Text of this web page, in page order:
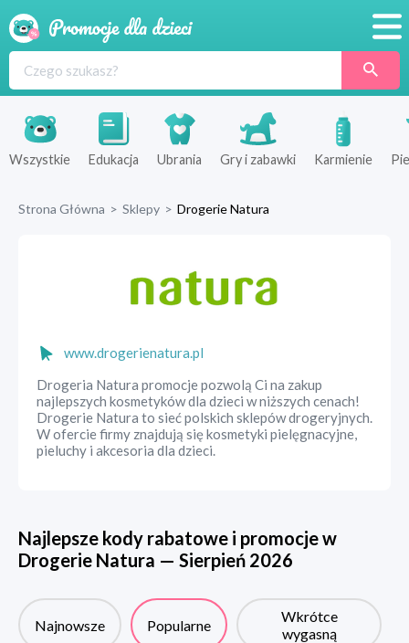
Produkty
Sklepy
Wszystkie Edukacja Ubrania Gry i zabawki Karmienie
Strona Główna > Sklepy > Drogerie Natura
www.drogerienatura.pl
Drogeria Natura promocje pozwolą Ci na zakup
najlepszych kosmetyków dla dzieci w niższych cenach!
Drogerie Natura to sieć polskich sklepów drogeryjnych.
W ofercie firmy znajdują się kosmetyki pielęgnacyjne,
pieluchy i akcesoria dla dzieci.
Najlepsze kody rabatowe i promocje w
Drogerie Natura — Sierpień 2026
Najnowsze Popularne
Wkrótce
wygasną